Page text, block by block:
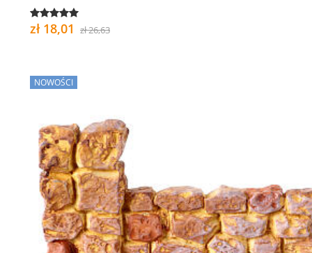
zł 18,01 zł 26,63
NOWOŚCI